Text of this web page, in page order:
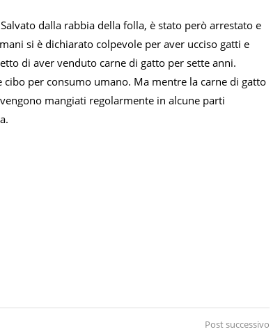
dalla rabbia della folla, è stato però arrestato e
si è dichiarato colpevole per aver ucciso gatti e
di aver venduto carne di gatto per sette anni.
per consumo umano. Ma mentre la carne di gatto
mangiati regolarmente in alcune parti
Post successivo